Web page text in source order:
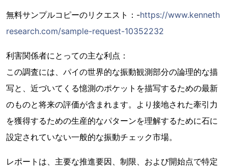
無料サンプルコピーのリクエスト：-https://www.kenneth
research.com/sample-request-10352232
利害関係者にとっての主な利点：
この調査には、パイの世界的な振動観測部分の論理的な描
写と、近づいてくる憶測のポケットを描写するための最新
のものと将来の評価が含まれます。より接地された牽引力
を獲得するための生産的なパターンを理解するために石に
設定されていない一般的な振動チェック市場。
レポートは、主要な推進要因、制限、および開始点で特定